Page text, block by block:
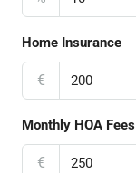
Home Insurance
€
Monthly HOA Fees
€